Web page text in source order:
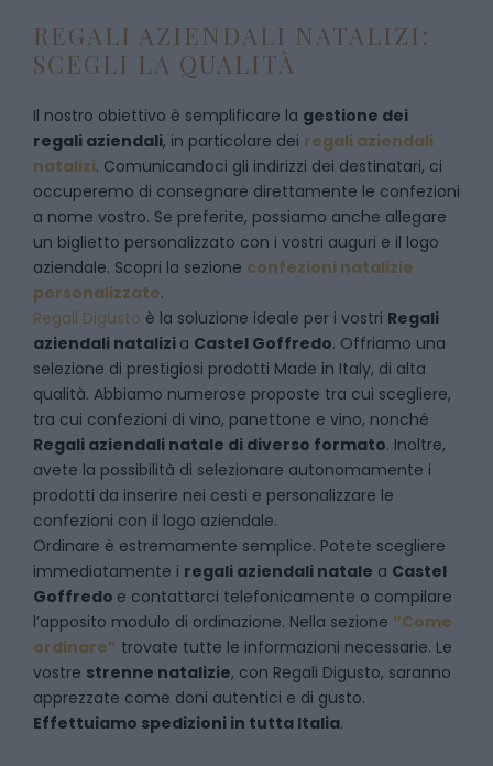
REGALI AZIENDALI NATALIZI:
SCEGLI LA QUALITÀ
Il nostro obiettivo è semplificare la gestione dei
regali aziendali, in particolare dei regali aziendali
natalizi. Comunicandoci gli indirizzi dei destinatari, ci
occuperemo di consegnare direttamente le confezioni
a nome vostro. Se preferite, possiamo anche allegare
un biglietto personalizzato con i vostri auguri e il logo
aziendale. Scopri la sezione confezioni natalizie
personalizzate.
Regali Digusto è la soluzione ideale per i vostri Regali
aziendali natalizi a Castel Goffredo. Offriamo una
selezione di prestigiosi prodotti Made in Italy, di alta
qualità. Abbiamo numerose proposte tra cui scegliere,
tra cui confezioni di vino, panettone e vino, nonché
Regali aziendali natale di diverso formato. Inoltre,
avete la possibilità di selezionare autonomamente i
prodotti da inserire nei cesti e personalizzare le
confezioni con il logo aziendale.
Ordinare è estremamente semplice. Potete scegliere
immediatamente i regali aziendali natale a Castel
Goffredo e contattarci telefonicamente o compilare
l’apposito modulo di ordinazione. Nella sezione “Come
ordinare” trovate tutte le informazioni necessarie. Le
vostre strenne natalizie, con Regali Digusto, saranno
apprezzate come doni autentici e di gusto.
Effettuiamo spedizioni in tutta Italia.